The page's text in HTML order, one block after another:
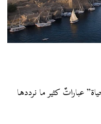
عباراتٌ كثير ما نرددها